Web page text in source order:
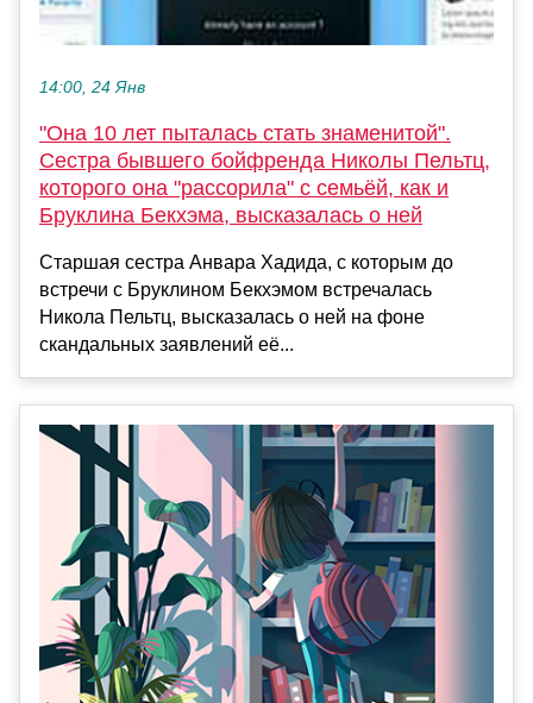
14:00, 24 Янв
"Она 10 лет пыталась стать знаменитой".
Сестра бывшего бойфренда Николы Пельтц,
которого она "рассорила" с семьёй, как и
Бруклина Бекхэма, высказалась о ней
Старшая сестра Анвара Хадида, с которым до
встречи с Бруклином Бекхэмом встречалась
Никола Пельтц, высказалась о ней на фоне
скандальных заявлений её...